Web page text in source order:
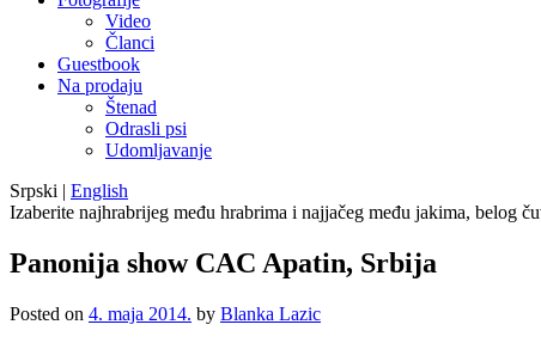
Video
Članci
Guestbook
Na prodaju
Štenad
Odrasli psi
Udomljavanje
Srpski | English
Izaberite najhrabrijeg među hrabrima i najjačeg među jakima, belog
Panonija show CAC Apatin, Srbija
Posted on 4. maja 2014. by Blanka Lazic